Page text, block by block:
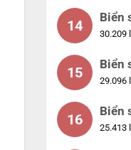
14
Biển
30.209
15
Biển
29.096
16
Biển
25.413